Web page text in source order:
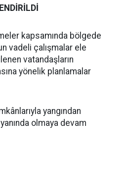
kapsamında bölgede
vadeli çalışmalar ele
vatandaşların
yönelik planlamalar
yangından
olmaya devam